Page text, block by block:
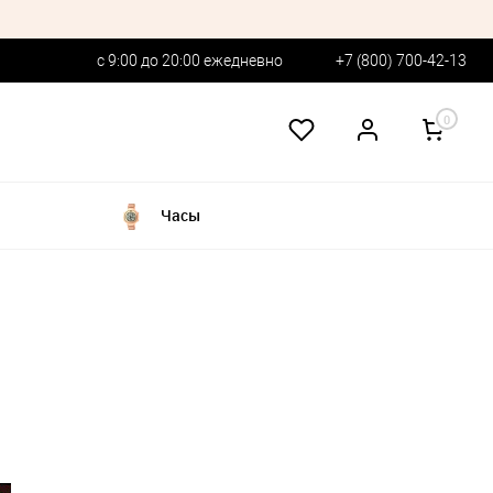
с 9:00 до 20:00 ежедневно +7 (800) 700-42-13
0
Часы